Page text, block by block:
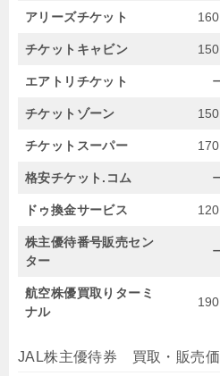
アリーズチケット
チケットキャビン
エアトリチケット
チケットゾーン
チケットスーパー
格安チケット.コム
ドゥ換金サービス
株主優待番号販売セン
ター
航空株優買取りターミ
ナル
JAL株主優待券 買取・販売